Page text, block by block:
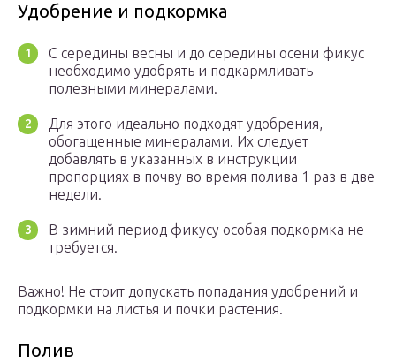
Удобрение и подкормка
С середины весны и до середины осени фикус
необходимо удобрять и подкармливать
полезными минералами.
Для этого идеально подходят удобрения,
обогащенные минералами. Их следует
добавлять в указанных в инструкции
пропорциях в почву во время полива 1 раз в две
недели.
В зимний период фикусу особая подкормка не
требуется.
Важно! Не стоит допускать попадания удобрений и
подкормки на листья и почки растения.
Полив